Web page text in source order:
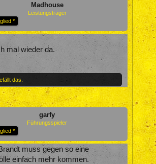
Madhouse
Leistungsträger
*
mal wieder da.
das.
garfy
Führungsspieler
*
muss gegen so eine
einfach mehr kommen.